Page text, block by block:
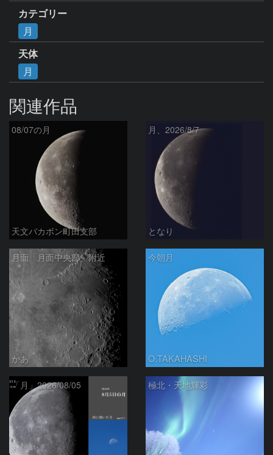
カテゴリー
月
天体
月
関連作品
08/07の月
天文バカボン町田支部
月、2026/8/7
となり
月面「月面中央部」附近
かあ
今朝月
O.TAKAHASHI
「月」2026/08/05 極北・天地輝彩